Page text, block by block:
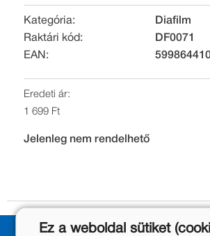
Kategória:
Diafilm
Raktári kód:
DF0071
EAN:
Eredeti ár:
1 699 Ft
Jelenleg nem rendelhető
Ez a weboldal sütiket